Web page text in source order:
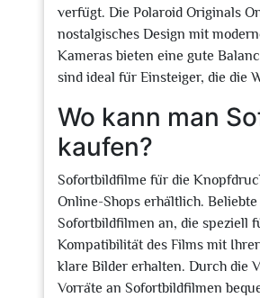
verfügt. Die Polaroid Originals
nostalgisches Design mit
Kameras bieten eine gute
sind ideal für Einsteiger, die die
Wo kann man
kaufen?
Sofortbildfilme für die
Online-Shops erhältlich.
Sofortbildfilmen an, die speziell
Kompatibilität des Films mit
klare Bilder erhalten. Durch die
Vorräte an Sofortbildfilmen